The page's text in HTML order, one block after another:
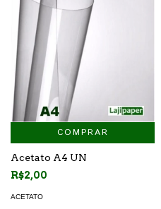
COMPRAR
Acetato A4 UN
R$2,00
ACETATO